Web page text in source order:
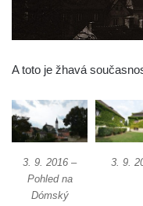
Ježíše vložen kříž
Křížová cesta Římov
Křížová cesta Římov
Křížová cesta Římov
Pilát
Křížová cesta Římov
Kaifáše (U Děvečky)
A toto je žhavá
3. 9. 2016 –
Pohled na
Dómský
3. 9.